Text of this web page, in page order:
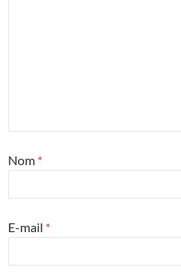
Nom *
E-mail *